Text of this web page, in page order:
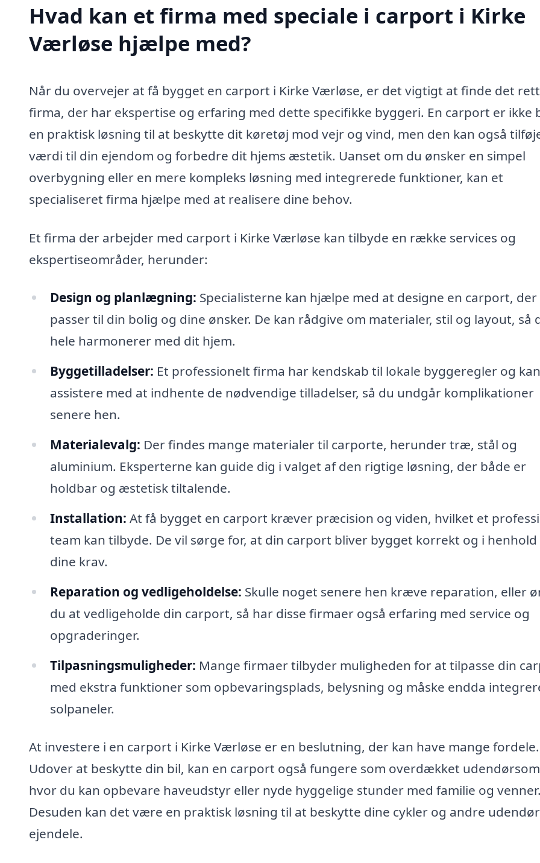
Hvad kan et firma med speciale i carport i Kirke
Værløse hjælpe med?
Når du overvejer at få bygget en carport i Kirke Værløse, er det vigtigt at finde det
firma, der har ekspertise og erfaring med dette specifikke byggeri. En carport er ikke
en praktisk løsning til at beskytte dit køretøj mod vejr og vind, men den kan også
værdi til din ejendom og forbedre dit hjems æstetik. Uanset om du ønsker en simpel
overbygning eller en mere kompleks løsning med integrerede funktioner, kan et
specialiseret firma hjælpe med at realisere dine behov.
Et firma der arbejder med carport i Kirke Værløse kan tilbyde en række services og
ekspertiseområder, herunder:
Design og planlægning: Specialisterne kan hjælpe med at designe en carport, der
passer til din bolig og dine ønsker. De kan rådgive om materialer, stil og layout, så
hele harmonerer med dit hjem.
Byggetilladelser: Et professionelt firma har kendskab til lokale byggeregler og kan
assistere med at indhente de nødvendige tilladelser, så du undgår komplikationer
senere hen.
Materialevalg: Der findes mange materialer til carporte, herunder træ, stål og
aluminium. Eksperterne kan guide dig i valget af den rigtige løsning, der både er
holdbar og æstetisk tiltalende.
Installation: At få bygget en carport kræver præcision og viden, hvilket et
team kan tilbyde. De vil sørge for, at din carport bliver bygget korrekt og i henhold
dine krav.
Reparation og vedligeholdelse: Skulle noget senere hen kræve reparation, eller
du at vedligeholde din carport, så har disse firmaer også erfaring med service og
opgraderinger.
Tilpasningsmuligheder: Mange firmaer tilbyder muligheden for at tilpasse din
med ekstra funktioner som opbevaringsplads, belysning og måske endda
solpaneler.
At investere i en carport i Kirke Værløse er en beslutning, der kan have mange fordele.
Udover at beskytte din bil, kan en carport også fungere som overdækket
hvor du kan opbevare haveudstyr eller nyde hyggelige stunder med familie og venner.
Desuden kan det være en praktisk løsning til at beskytte dine cykler og andre
ejendele.